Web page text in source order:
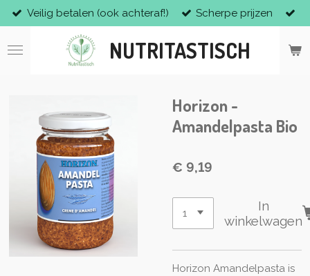
Ga
direct
naar
NUTRITASTISCH
Veilig betalen (ook achteraf!) Scherpe prijzen
Horizon -
Amandelpasta Bio
€ 9,19
In
winkelwagen
Horizon Amandelpasta is